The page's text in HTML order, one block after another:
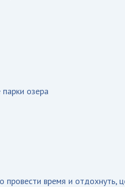
парки озера
провести время и отдохнуть,